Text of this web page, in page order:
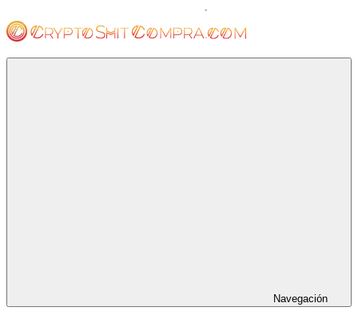
al
contenido
Navegación